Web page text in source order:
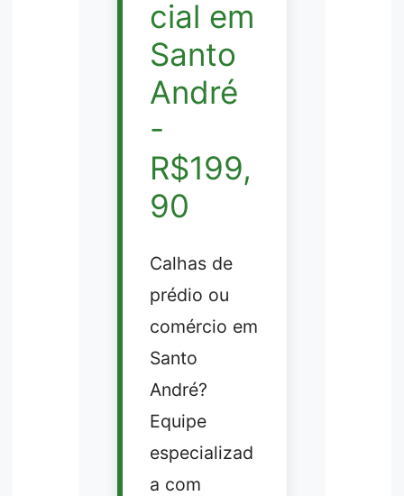
cial em
Santo
André
-
R$199,
90
Calhas de
prédio ou
comércio em
Santo
André?
Equipe
especializad
a com